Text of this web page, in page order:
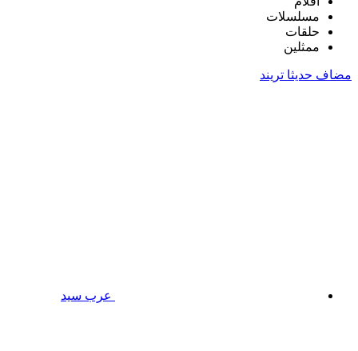
مسلسلات
حلقات
ممثلين
مضاف حديثا تريند
عرب سيد